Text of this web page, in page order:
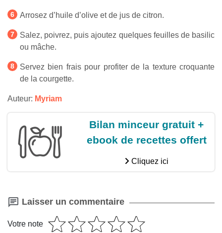
Arrosez d’huile d’olive et de jus de citron.
Salez, poivrez, puis ajoutez quelques feuilles de basilic
ou mâche.
Servez bien frais pour profiter de la texture croquante
de la courgette.
Auteur: Myriam
Bilan minceur gratuit +
ebook de recettes offert
Cliquez ici
Laisser un commentaire
Votre note